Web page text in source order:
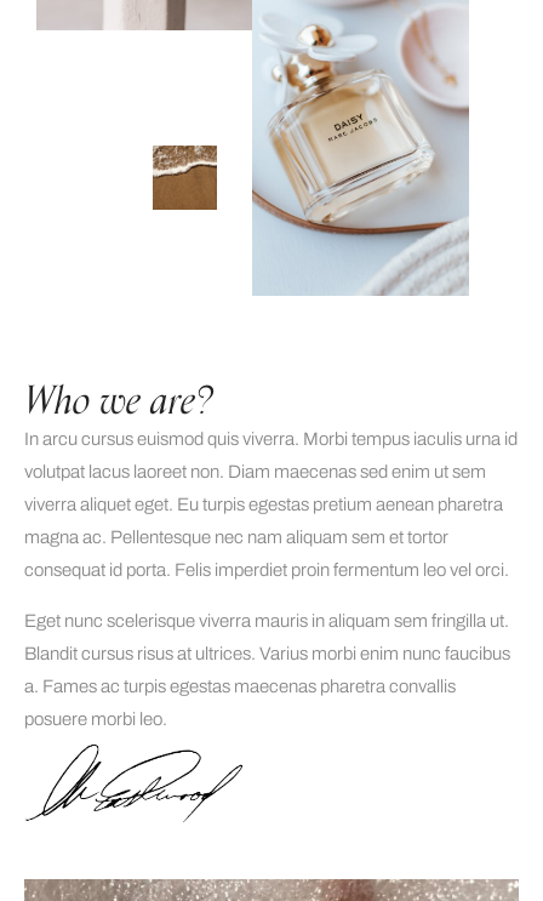
Who we are?
In arcu cursus euismod quis viverra. Morbi tempus iaculis urna id
volutpat lacus laoreet non. Diam maecenas sed enim ut sem
viverra aliquet eget. Eu turpis egestas pretium aenean pharetra
magna ac. Pellentesque nec nam aliquam sem et tortor
consequat id porta. Felis imperdiet proin fermentum leo vel orci.
Eget nunc scelerisque viverra mauris in aliquam sem fringilla ut.
Blandit cursus risus at ultrices. Varius morbi enim nunc faucibus
a. Fames ac turpis egestas maecenas pharetra convallis
posuere morbi leo.